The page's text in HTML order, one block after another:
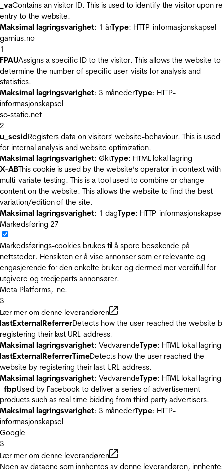
_vaContains an visitor ID. This is used to identify the visitor upon
entry to the website.
Maksimal lagringsvarighet: 1 årType: HTTP-informasjonskapsel
garnius.no
1
FPAUAssigns a specific ID to the visitor. This allows the website to
determine the number of specific user-visits for analysis and
statistics.
Maksimal lagringsvarighet: 3 månederType: HTTP-
informasjonskapsel
sc-static.net
2
u_scsidRegisters data on visitors' website-behaviour. This is used
for internal analysis and website optimization.
Maksimal lagringsvarighet: ØktType: HTML lokal lagring
X-ABThis cookie is used by the website’s operator in context with
multi-variate testing. This is a tool used to combine or change
content on the website. This allows the website to find the best
variation/edition of the site.
Maksimal lagringsvarighet: 1 dagType: HTTP-informasjonskapsel
Markedsføring 27
Markedsførings-cookies brukes til å spore besøkende på
nettsteder. Hensikten er å vise annonser som er relevante og
engasjerende for den enkelte bruker og dermed mer verdifull for
utgivere og tredjeparts annonsører.
Meta Platforms, Inc.
3
Lær mer om denne leverandøren
lastExternalReferrerDetects how the user reached the website
registering their last URL-address.
Maksimal lagringsvarighet: VedvarendeType: HTML lokal lagring
lastExternalReferrerTimeDetects how the user reached the
website by registering their last URL-address.
Maksimal lagringsvarighet: VedvarendeType: HTML lokal lagring
_fbpUsed by Facebook to deliver a series of advertisement
products such as real time bidding from third party advertisers.
Maksimal lagringsvarighet: 3 månederType: HTTP-
informasjonskapsel
Google
3
Lær mer om denne leverandøren
Noen av dataene som innhentes av denne leverandøren,